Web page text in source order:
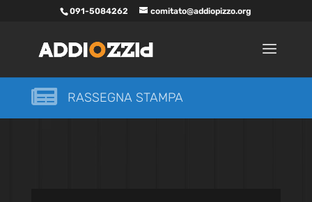
091-5084262 comitato@addiopizzo.org
 RASSEGNA STAMPA